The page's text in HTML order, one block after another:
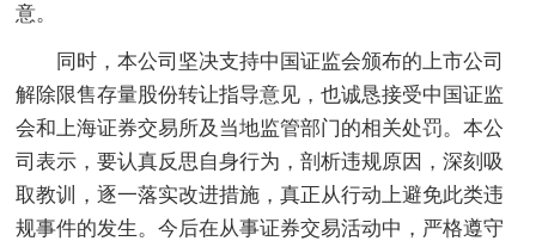
意。
同时，本公司坚决支持中国证监会颁布的上市公司
解除限售存量股份转让指导意见，也诚恳接受中国证监
会和上海证券交易所及当地监管部门的相关处罚。本公
司表示，要认真反思自身行为，剖析违规原因，深刻吸
取教训，逐一落实改进措施，真正从行动上避免此类违
规事件的发生。今后在从事证券交易活动中，严格遵守